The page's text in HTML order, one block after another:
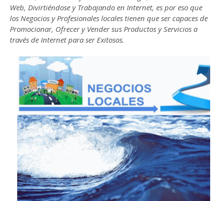
Web, Divirtiéndose y Trabajando en Internet, es por eso que
los Negocios y Profesionales locales tienen que ser capaces de
Promocionar, Ofrecer y Vender sus Productos y Servicios a
través de Internet para ser Exitosos.